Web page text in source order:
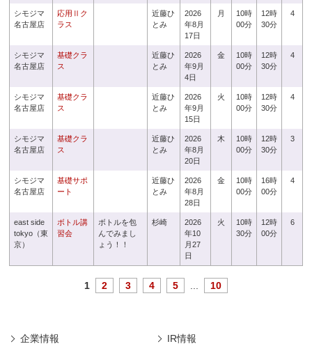
シモジマ
名古屋店
応用Ⅱク
ラス
近藤ひ
とみ
2026
年8月
17日
月
10時
00分
12時
30分
4
シモジマ
名古屋店
基礎クラ
ス
近藤ひ
とみ
2026
年9月
4日
金
10時
00分
12時
30分
4
シモジマ
名古屋店
基礎クラ
ス
近藤ひ
とみ
2026
年9月
15日
火
10時
00分
12時
30分
4
シモジマ
名古屋店
基礎クラ
ス
近藤ひ
とみ
2026
年8月
20日
木
10時
00分
12時
30分
3
シモジマ
名古屋店
基礎サポ
ート
近藤ひ
とみ
2026
年8月
28日
金
10時
00分
16時
00分
4
east side
tokyo（東
京）
ボトル講
習会
ボトルを包
んでみまし
ょう！！
杉崎
2026
年10
月27
日
火
10時
30分
12時
00分
6
1 2 3 4 5 10
企業情報 IR情報